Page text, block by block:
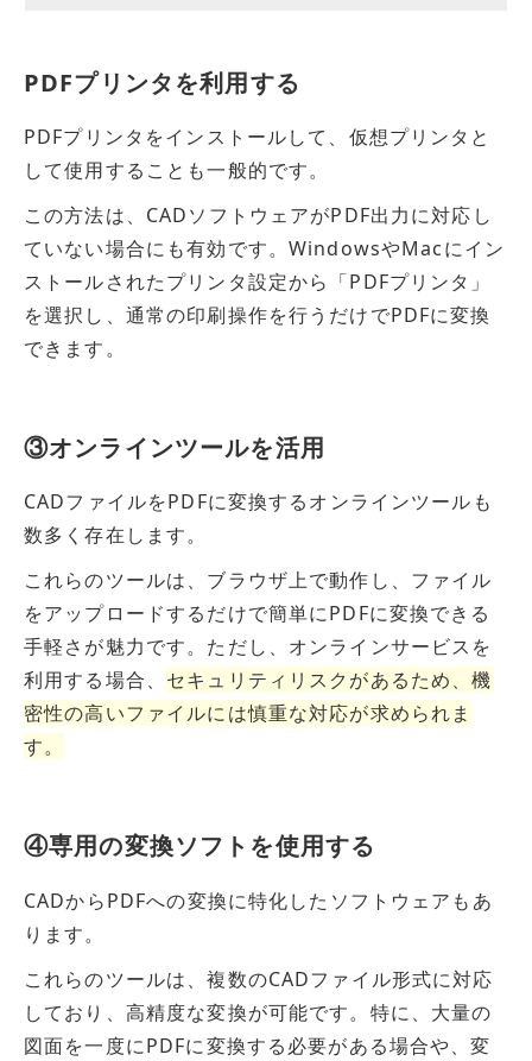
PDFプリンタを利用する
PDFプリンタをインストールして、仮想プリンタと
して使用することも一般的です。
この方法は、CADソフトウェアがPDF出力に対応し
ていない場合にも有効です。WindowsやMacにイン
ストールされたプリンタ設定から「PDFプリンタ」
を選択し、通常の印刷操作を行うだけでPDFに変換
できます。
③オンラインツールを活用
CADファイルをPDFに変換するオンラインツールも
数多く存在します。
これらのツールは、ブラウザ上で動作し、ファイル
をアップロードするだけで簡単にPDFに変換できる
手軽さが魅力です。ただし、オンラインサービスを
利用する場合、 セキュリティリスクがあるため、機
密性の高いファイルには慎重な対応が求められま
す。
④専用の変換ソフトを使用する
CADからPDFへの変換に特化したソフトウェアもあ
ります。
これらのツールは、複数のCADファイル形式に対応
しており、高精度な変換が可能です。特に、大量の
図面を一度にPDFに変換する必要がある場合や、変